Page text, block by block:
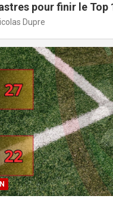
pour finir le Top
Dupre